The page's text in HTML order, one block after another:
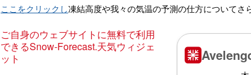
ここをクリックし凍結高度や我々の気温の予測の仕方についてさ
ご自身のウェブサイトに無料で利用
できるSnow-Forecast.天気ウィジェ
ット